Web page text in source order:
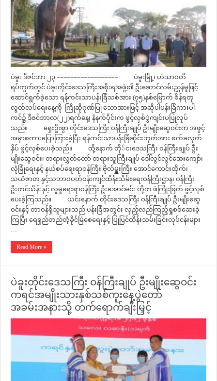
ပဲခူး ဒီဇင်ဘာ ၂၃ ================== ပဲခူးမြို့၊ ဟံသာဝတီ
ရပ်ကွက်တွင် ပဲခူးတိုင်းဒေသကြီးအစိုးရအဖွဲ့၏ ဦးဆောင်လမ်းညွှန်မှုဖြင့်
ဆောင်ရွက်ခဲ့သော ရန်ကင်းသာပန်းခြံသစ်အား (၇၅)နှစ်မြောက် စိန်ရတု
လွတ်လပ်ရေးနေ့ကို ကြိုဆိုဂုဏ်ပြု သောအားဖြင့် အဆိုပါပန်းခြံကားပါ
ကင်၌ ဒီဇင်ဘာလ(၂၂)ရက်နေ့၊ နံနက်ပိုင်းက ဖွင့်လှစ်ပွဲကျင်းပပြုလုပ်
သည်။ ရှေးဦးစွာ တိုင်းဒေသကြီး ဝန်ကြီးချုပ် ဦးမျိုးဆွေဝင်းက အဖွင့်
အမှာစကားပြောကြားခဲ့ပြီး ရန်ကင်းသာပန်းခြံဆိုင်းဘုတ်အား စက်ခလုတ်
နှိပ် ဖွင့်လှစ်ပေးခဲ့သည်။ ထို့နောက် တို်ငးဒေသကြီး ဝန်ကြီးချုပ် ဦး
မျိုးဆွေဝင်း၊ တရားလွှတ်တော် တရားသူကြီးချုပ် ဒေါ်လွင်လွင်အေးကျော်၊
လုံခြုံရေးနှင့် နယ်စပ်ရေးရာဝန်ကြီး ဗိုလ်မှူးကြီး အောင်ကောင်းထိုက်၊
သယံဇာတ နှင့်သဘာဝပတ်ဝန်းကျင်ထိန်းသိမ်းရေးဝန်ကြီးဌာန၊ ဝန်ကြီး
ဦးတင်သိန်းနှင့် လူမှုရေးရာဝန်ကြီး ဦးအောင်မင်း တို့က ဖဲကြိုးဖြတ် ဖွင့်လှစ်
ပေးခဲ့ကြသည်။ ယင်းနောက် တိုင်းဒေသကြီး ဝန်ကြီးချုပ် ဦးမျိုးဆွေ
ဝင်းနှင့် တာဝန်ရှိသူများသည် ပန်းခြံအတွင်း လှည့်လည်ကြည့်ရှုစစ်ဆေးခဲ့
ကြပြီး ရေရှည်တည်တံ့ခိုင်မြဲစေရေးနှင့် ပြုပြင်ထိန်းသမ်းခြင်းလုပ်ငန်းများ
…
Read More »
ပဲခူးတိုင်းဒေသကြီး ဝန်ကြီးချုပ် ဦးမျိုးဆွေဝင်း
ကရင်အမျိုးသားနှစ်သစ်ကူးနေ့ပွဲတော်
အခမ်းအနားသို့ တက်ရောက်ချီးမြှင့်